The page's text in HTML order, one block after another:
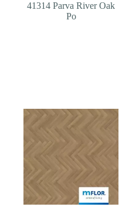
41314 Parva River Oak
Po